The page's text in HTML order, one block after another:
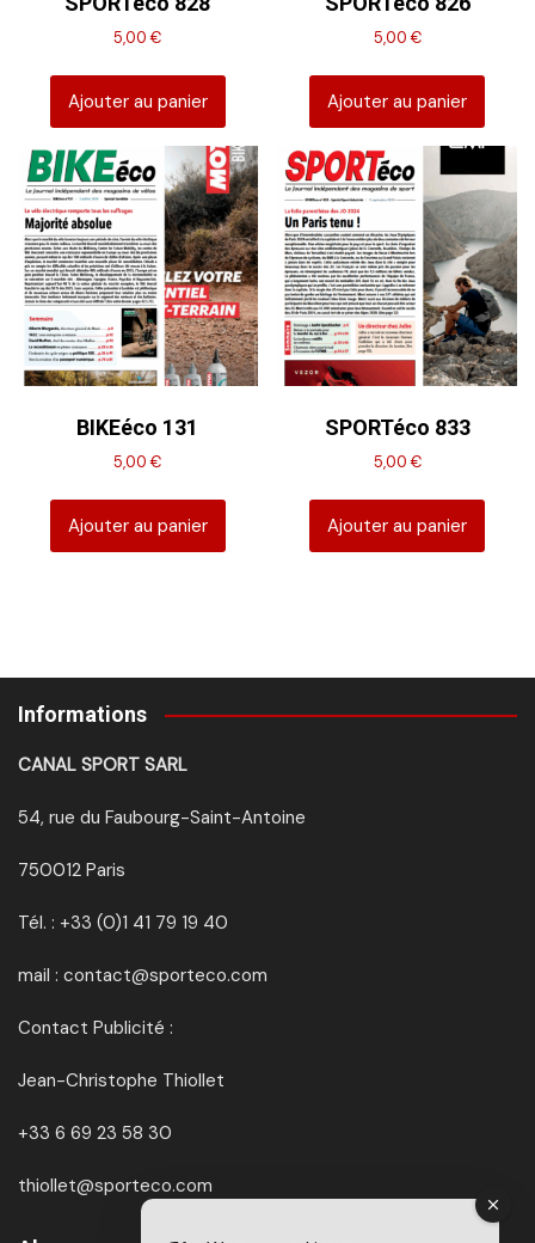
5,00€
Ajouter au panier
5,00€
Ajouter au panier
BIKEéco 131
5,00€
Ajouter au panier
SPORTéco 833
5,00€
Ajouter au panier
Informations
CANAL SPORT SARL
54, rue du Faubourg-Saint-Antoine
750012 Paris
Tél. : +33 (0)1 41 79 19 40
mail : contact@sporteco.com
Contact Publicité :
Jean-Christophe Thiollet
+33 6 69 23 58 30
thiollet@sporteco.com